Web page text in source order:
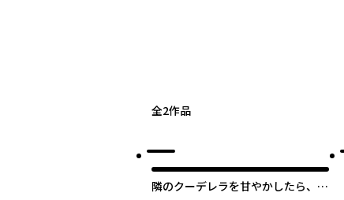
全2作品
隣のクーデレラを甘やかしたら、ウ